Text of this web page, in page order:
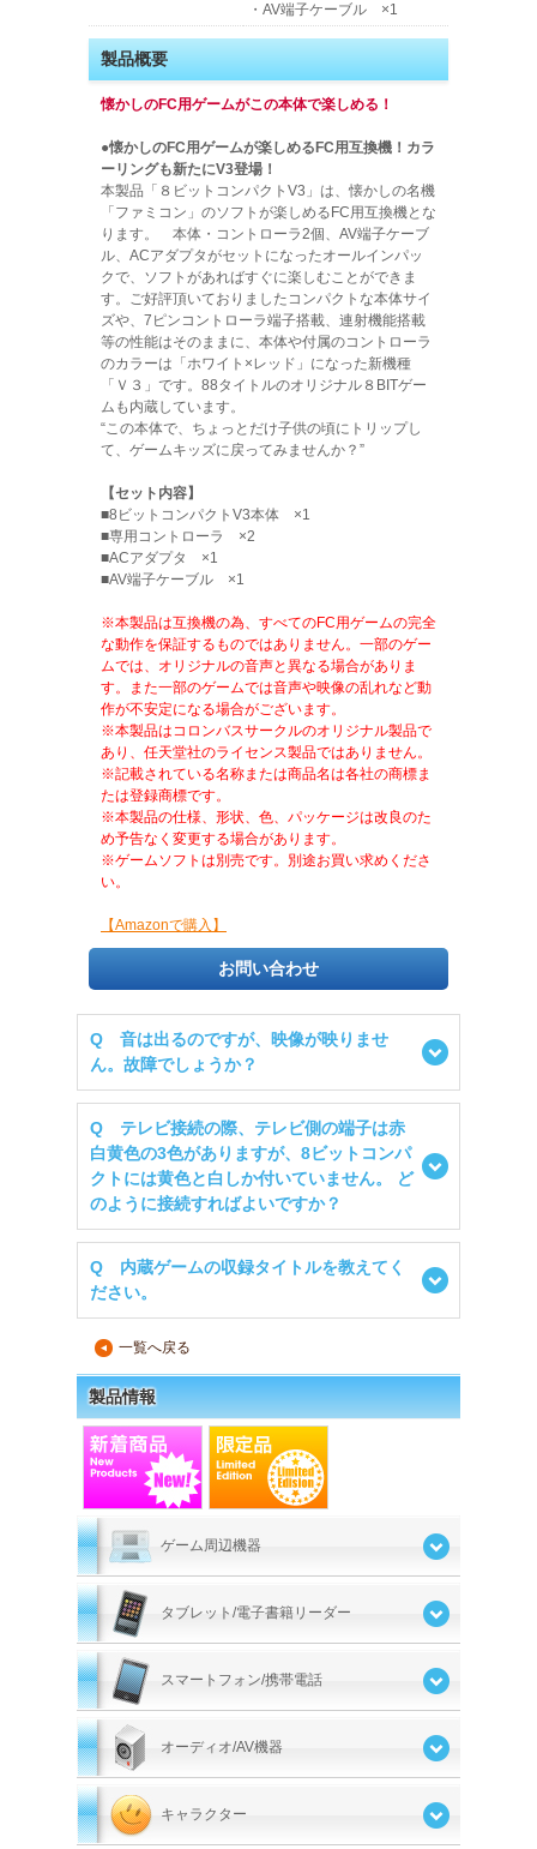
・AV端子ケーブル ×1
製品概要
懐かしのFC用ゲームがこの本体で楽しめる！
●懐かしのFC用ゲームが楽しめるFC用互換機！カラ
ーリングも新たにV3登場！
本製品「８ビットコンパクトV3」は、懐かしの名機
「ファミコン」のソフトが楽しめるFC用互換機とな
ります。 本体・コントローラ2個、AV端子ケーブ
ル、ACアダプタがセットになったオールインパッ
クで、ソフトがあればすぐに楽しむことができま
す。ご好評頂いておりましたコンパクトな本体サイ
ズや、7ピンコントローラ端子搭載、連射機能搭載
等の性能はそのままに、本体や付属のコントローラ
のカラーは「ホワイト×レッド」になった新機種
「Ｖ３」です。88タイトルのオリジナル８BITゲー
ムも内蔵しています。
“この本体で、ちょっとだけ子供の頃にトリップし
て、ゲームキッズに戻ってみませんか？”
【セット内容】
■8ビットコンパクトV3本体 ×1
■専用コントローラ ×2
■ACアダプタ ×1
■AV端子ケーブル ×1
※本製品は互換機の為、すべてのFC用ゲームの完全
な動作を保証するものではありません。一部のゲー
ムでは、オリジナルの音声と異なる場合がありま
す。また一部のゲームでは音声や映像の乱れなど動
作が不安定になる場合がございます。
※本製品はコロンバスサークルのオリジナル製品で
あり、任天堂社のライセンス製品ではありません。
※記載されている名称または商品名は各社の商標ま
たは登録商標です。
※本製品の仕様、形状、色、パッケージは改良のた
め予告なく変更する場合があります。
※ゲームソフトは別売です。別途お買い求めくださ
い。
【Amazonで購入】
お問い合わせ
Q 音は出るのですが、映像が映りませ
ん。故障でしょうか？
Q テレビ接続の際、テレビ側の端子は赤
白黄色の3色がありますが、8ビットコンパ
クトには黄色と白しか付いていません。 ど
のように接続すればよいですか？
Q 内蔵ゲームの収録タイトルを教えてく
ださい。
▲ 一覧へ戻る
製品情報
ゲーム周辺機器
タブレット/電子書籍リーダー
スマートフォン/携帯電話
オーディオ/AV機器
キャラクター